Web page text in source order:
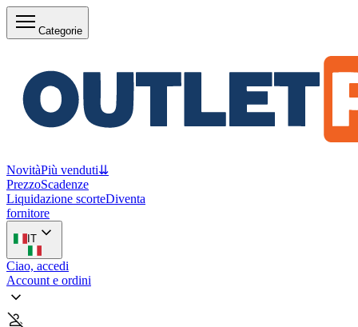
Categorie
NovitàPiù venduti⇊
PrezzoScadenze
Liquidazione scorteDiventa
fornitore
IT
Ciao, accedi
Account e ordini